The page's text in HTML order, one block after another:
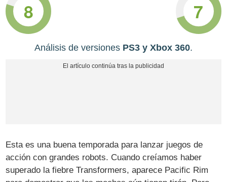
8 7
Análisis de versiones PS3 y Xbox 360.
Esta es una buena temporada para lanzar juegos de
acción con grandes robots. Cuando creíamos haber
superado la fiebre Transformers, aparece Pacific Rim